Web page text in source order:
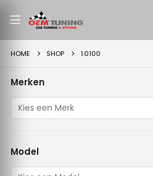
HOME SHOP 1.0100
Merken
Model